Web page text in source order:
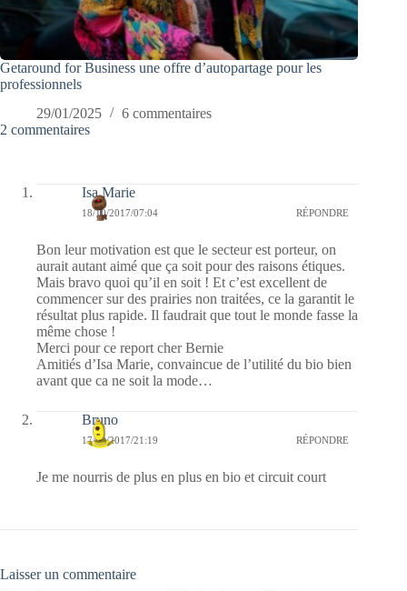
Getaround for Business une offre d’autopartage pour les
professionnels
29/01/2025
6 commentaires
2 commentaires
Isa Marie
18/10/2017/07:04 RÉPONDRE
Bon leur motivation est que le secteur est porteur, on
aurait autant aimé que ça soit pour des raisons étiques.
Mais bravo quoi qu’il en soit ! Et c’est excellent de
commencer sur des prairies non traitées, ce la garantit le
résultat plus rapide. Il faudrait que tout le monde fasse la
même chose !
Merci pour ce report cher Bernie
Amitiés d’Isa Marie, convaincue de l’utilité du bio bien
avant que ca ne soit la mode…
Bruno
17/10/2017/21:19 RÉPONDRE
Je me nourris de plus en plus en bio et circuit court
Laisser un commentaire